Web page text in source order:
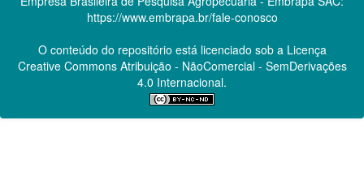
https://www.embrapa.br/fale-conosco
O conteúdo do repositório está licenciado sob a Licença
Creative CommonsAtribuição - NãoComercial - SemDerivações
4.0 Internacional.